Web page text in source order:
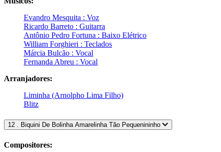
Evandro Mesquita : Voz
Ricardo Barreto : Guitarra
Antônio Pedro Fortuna : Baixo Elétrico
William Forghieri : Teclados
Márcia Bulcão : Vocal
Fernanda Abreu : Vocal
Arranjadores:
Liminha (Arnolpho Lima Filho)
Blitz
12 . Biquini De Bolinha Amarelinha Tão Pequenininho
Compositores: